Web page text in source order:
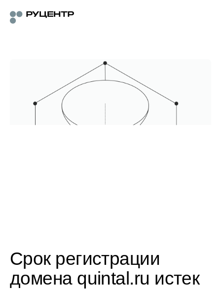
Срок регистрации
домена quintal.ru истек